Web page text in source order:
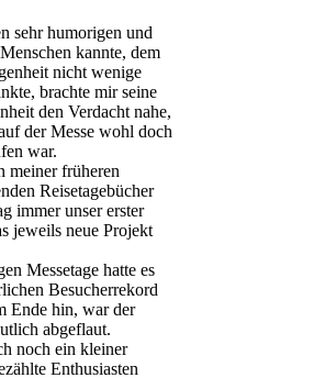
sehr humorigen und
kannte, dem
nicht wenige
brachte mir seine
den Verdacht nahe,
der Messe wohl doch
war.
meiner früheren
Reisetagebücher
immer unser erster
jeweils neue Projekt
Messetage hatte es
Besucherrekord
Ende hin, war der
abgeflaut.
noch ein kleiner
Enthusiasten